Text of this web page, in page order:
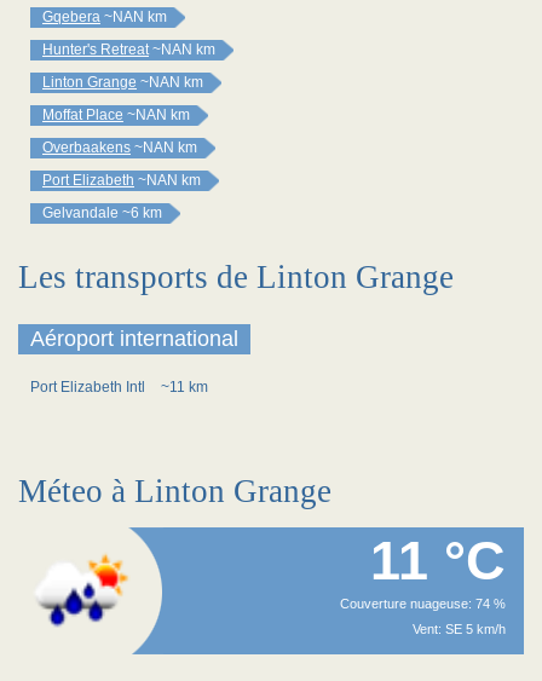
Gqebera ~NAN km
Hunter's Retreat ~NAN km
Linton Grange ~NAN km
Moffat Place ~NAN km
Overbaakens ~NAN km
Port Elizabeth ~NAN km
Gelvandale ~6 km
Les transports de Linton Grange
Aéroport international
Port Elizabeth Intl ~11 km
Méteo à Linton Grange
11 °C
Couverture nuageuse: 74 %
Vent: SE 5 km/h